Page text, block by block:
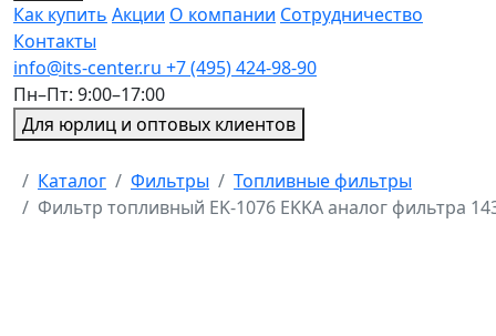
Как купить Акции О компании Сотрудничество
Контакты
info@its-center.ru +7 (495) 424-98-90
Пн–Пт: 9:00–17:00
Для юрлиц и оптовых клиентов
Главная
Каталог Фильтры
Топливные фильтры
Фильтр топливный EK-1076 EKKA аналог фильтра